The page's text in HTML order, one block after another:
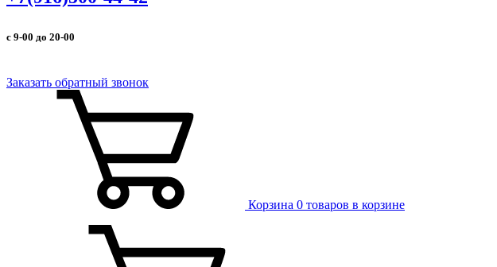
с 9-00 до 20-00
Заказать обратный звонок
Корзина 0 товаров в корзине